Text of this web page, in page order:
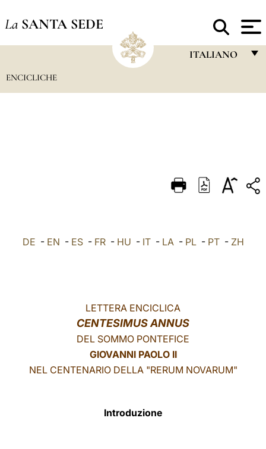
La SANTA SEDE
ITALIANO
DEUTSCH
العربيّة
ENCICLICHE
DE - EN - ES- FR- HU - IT- LA- PL- PT- ZH
LETTERA ENCICLICA
CENTESIMUS ANNUS
DEL SOMMO PONTEFICE
GIOVANNI PAOLO II
NEL CENTENARIO DELLA "RERUM NOVARUM"
Introduzione